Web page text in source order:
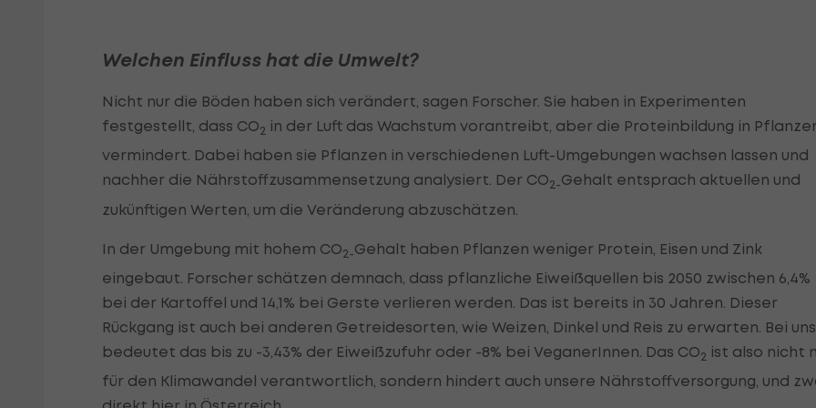
Welchen Einfluss hat die Umwelt?
Nicht nur die Böden haben sich verändert, sagen Forscher. Sie haben in Experimenten
festgestellt, dass CO2 in der Luft das Wachstum vorantreibt, aber die Proteinbildung in
vermindert. Dabei haben sie Pflanzen in verschiedenen Luft-Umgebungen wachsen lassen und
nachher die Nährstoffzusammensetzung analysiert. Der CO2-Gehalt entsprach aktuellen und
zukünftigen Werten, um die Veränderung abzuschätzen.
In der Umgebung mit hohem CO2-Gehalt haben Pflanzen weniger Protein, Eisen und Zink
eingebaut. Forscher schätzen demnach, dass pflanzliche Eiweißquellen bis 2050 zwischen 6,4%
bei der Kartoffel und 14,1% bei Gerste verlieren werden. Das ist bereits in 30 Jahren. Dieser
Rückgang ist auch bei anderen Getreidesorten, wie Weizen, Dinkel und Reis zu erwarten. Bei uns
bedeutet das bis zu -3,43% der Eiweißzufuhr oder -8% bei VeganerInnen. Das CO2 ist also nicht
für den Klimawandel verantwortlich, sondern hindert auch unsere Nährstoffversorgung, und